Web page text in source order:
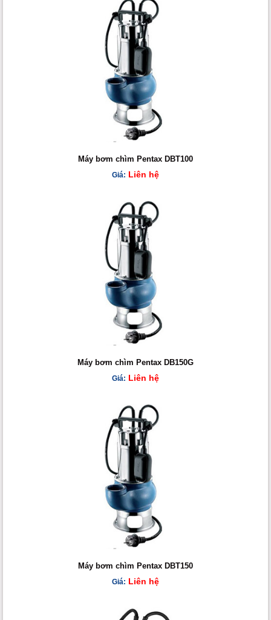
Máy bơm chìm Pentax DBT100
Giá: Liên hệ
Máy bơm chìm Pentax DB150G
Giá: Liên hệ
Máy bơm chìm Pentax DBT150
Giá: Liên hệ